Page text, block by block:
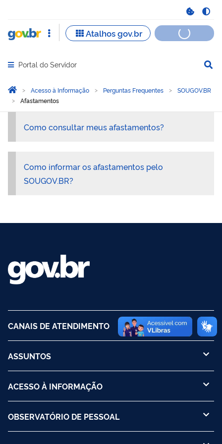
Abrir menu principal de navegação
Portal do Servidor
Você está aqui:
Página Inicial
Acesso à Informação Perguntas Frequentes
SOUGOV.BR
Afastamentos
Afastamentos
Como consultar meus afastamentos?
Como informar os afastamentos pelo
SOUGOV.BR?
CANAIS DE ATENDIMENTO
ASSUNTOS
ACESSO À INFORMAÇÃO
OBSERVATÓRIO DE PESSOAL